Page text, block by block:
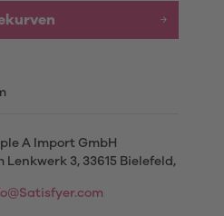
A Import GmbH
Lenkwerk 3, 33615 Bielefeld,